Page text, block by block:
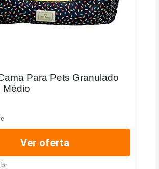
Para Pets Granulado
Médio
Ver oferta